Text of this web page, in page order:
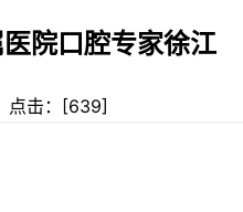
院口腔专家徐江
击：[639]